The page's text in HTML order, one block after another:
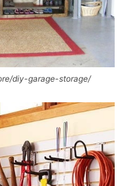
diy-garage-storage/